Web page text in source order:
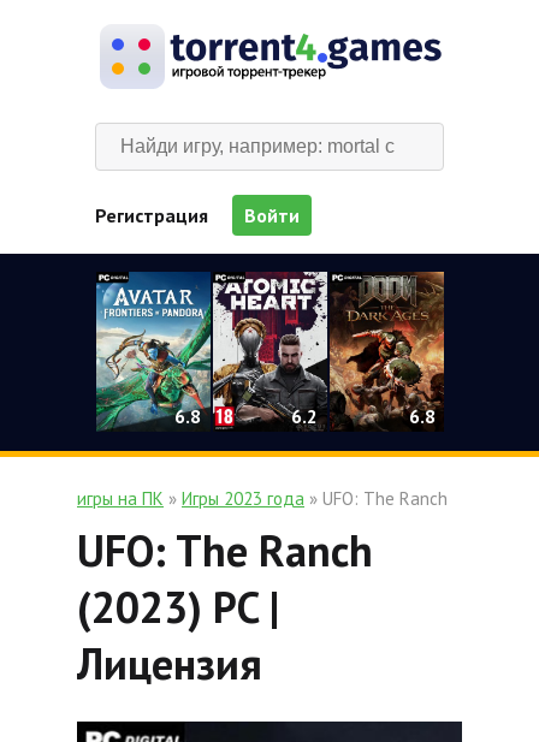
Регистрация Войти
6.8 6.2 6.8
игры на ПК » Игры 2023 года » UFO: The Ranch
UFO: The Ranch
(2023) PC |
Лицензия